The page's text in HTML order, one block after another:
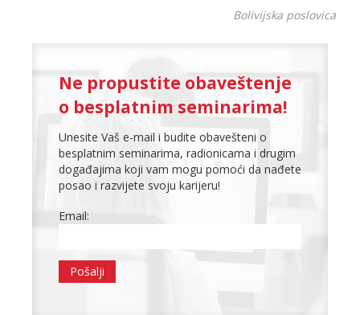
Bolivijska poslovica
Ne propustite obaveštenje
o besplatnim seminarima!
Unesite Vaš e-mail i budite obavešteni o
besplatnim seminarima, radionicama i drugim
događajima koji vam mogu pomoći da nađete
posao i razvijete svoju karijeru!
Email: